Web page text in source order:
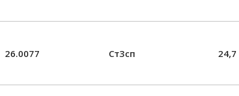
26.0077 Ст3сп 24,7